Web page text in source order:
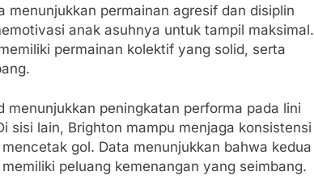
menunjukkan permainan agresif dan disiplin
anak asuhnya untuk tampil maksimal.
permainan kolektif yang solid, serta
menunjukkan peningkatan performa pada lini
sisi lain, Brighton mampu menjaga konsistensi
gol. Data menunjukkan bahwa kedua
peluang kemenangan yang seimbang.